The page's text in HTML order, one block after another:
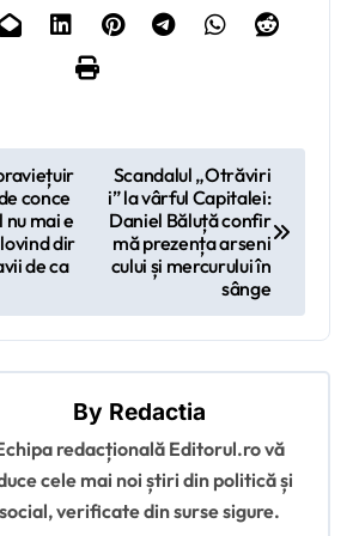
conce
mai e
dir
de ca
Scandalul „Otrăviri
i” la vârful Capitalei:
Daniel Băluță confir
mă prezența arseni
cului și mercurului în
sânge
By Redactia
redacțională Editorul.ro vă
cele mai noi știri din politică și
social, verificate din surse sigure.